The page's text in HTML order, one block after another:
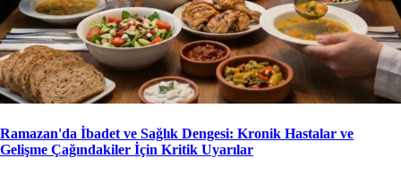
Ramazan'da İbadet ve Sağlık Dengesi: Kronik Hastalar ve
Gelişme Çağındakiler İçin Kritik Uyarılar